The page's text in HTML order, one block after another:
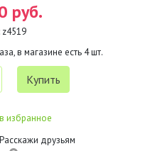
руб.
z4519
в магазине есть 4шт.
друзьям